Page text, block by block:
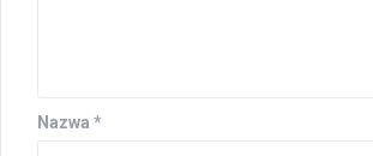
Nazwa *